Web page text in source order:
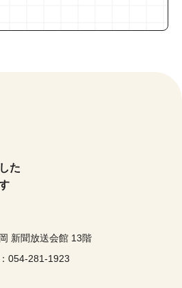
た
新聞放送会館 13階
054-281-1923